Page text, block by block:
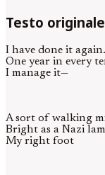
Testo originale
I have done it again.
One year in every
I manage it—
A sort of walking
Bright as a Nazi
My right foot